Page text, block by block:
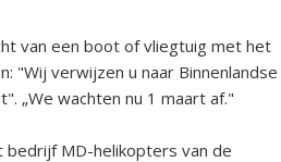
van een boot of vliegtuig met het
"Wij verwijzen u naar Binnenlandse
„We wachten nu 1 maart af."
MD-helikopters van de